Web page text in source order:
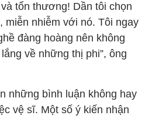
tổn thương! Dần tôi chọn
miễn nhiễm với nó. Tôi ngay
đàng hoàng nên không
về những thị phi”, ông
những bình luận không hay
vệ sĩ. Một số ý kiến nhận